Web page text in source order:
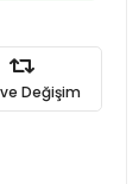
Değişim